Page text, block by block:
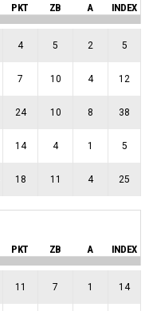
PKT ZB A INDEX
4 5 2 5
7 10 4 12
24 10 8 38
14 4 1 5
18 11 4 25
PKT ZB A INDEX
11 7 1 14